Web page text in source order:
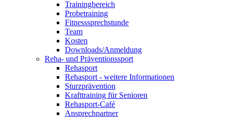
Trainingbereich
Probetraining
Fitnesssprechstunde
Team
Kosten
Downloads/Anmeldung
Reha- und Präventionssport
Rehasport
Rehasport - weitere Informationen
Sturzprävention
Krafttraining für Senioren
Rehasport-Café
Ansprechpartner